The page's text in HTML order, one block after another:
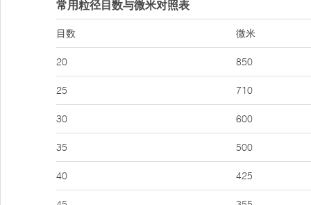
常用粒径目数与微米对照表
目数 微米
20 850
25 710
30 600
35 500
40 425